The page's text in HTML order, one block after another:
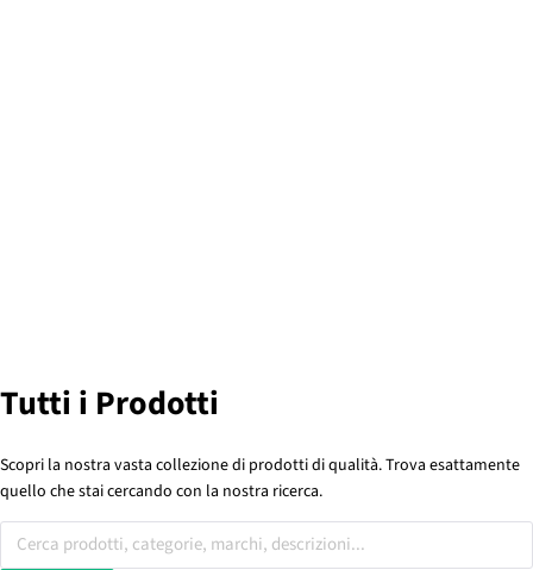
Tutti i Prodotti
Scopri la nostra vasta collezione di prodotti di qualità. Trova esattamente
quello che stai cercando con la nostra ricerca.
Cerca prodotti, categorie, marchi, descrizioni...